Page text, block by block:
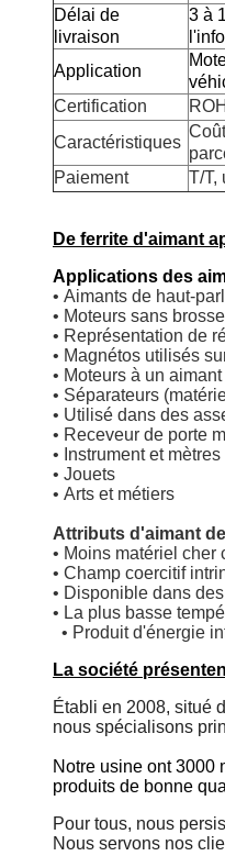
Délai de
livraison
3 à
Application
Certification
Caractéristiques
Paiement
T/T,
De ferrite d'aimant
Applications des
• Aimants de haut-
• Moteurs sans
• Représentation de
• Magnétos utilisés
• Moteurs à un
• Séparateurs
• Utilisé dans des
• Receveur de porte
• Instrument et mètres
• Jouets
• Arts et métiers
Attributs d'aimant
• Moins matériel cher
• Champ coercitif
• Disponible dans
• La plus basse
• Produit d'énergie
La société
Établi en 2008, situé
nous spécialisons
Notre usine ont 3000
produits de bonne
Pour tous, nous
Nous servons nos